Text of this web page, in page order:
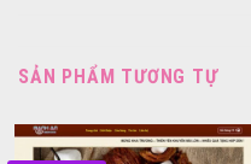
SẢN PHẨM TƯƠNG TỰ